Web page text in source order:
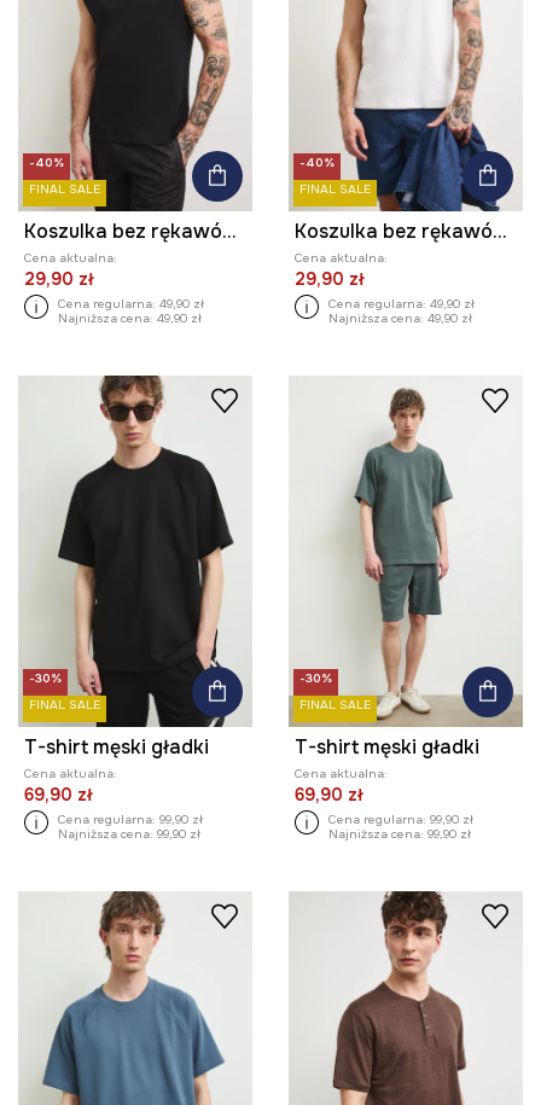
-40%
FINAL SALE
Koszulka bez rękawów męska bawełniana
Cena aktualna:
29,90 zł
Cena regularna: 49,90 zł
Najniższa cena: 49,90 zł
-40%
FINAL SALE
Koszulka bez rękawów męska bawełniana
Cena aktualna:
29,90 zł
Cena regularna: 49,90 zł
Najniższa cena: 49,90 zł
-30%
FINAL SALE
T-shirt męski gładki
Cena aktualna:
69,90 zł
Cena regularna: 99,90 zł
Najniższa cena: 99,90 zł
-30%
FINAL SALE
T-shirt męski gładki
Cena aktualna:
69,90 zł
Cena regularna: 99,90 zł
Najniższa cena: 99,90 zł